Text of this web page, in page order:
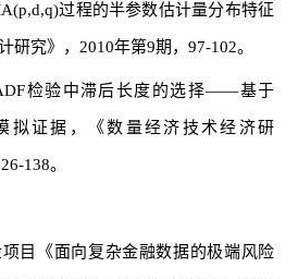
过程的半参数估计量分布特征
研究》，2010年第9期，97-102。
检验中滞后长度的选择——基于
拟证据，《数量经济技术经济研
138。
目《面向复杂金融数据的极端风险